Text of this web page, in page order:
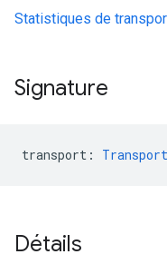
Statistiques de
Signature
transport :
Détails